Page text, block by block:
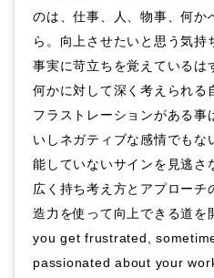
のは、仕事、人、物事、何か
ら。向上させたいと思う気持
事実に苛立ちを覚えているは
何かに対して深く考えられる
フラストレーションがある事
いしネガティブな感情でもな
能していないサインを見逃さ
広く持ち考え方とアプローチ
造力を使って向上できる道を
you get frustrated,
passionated about your